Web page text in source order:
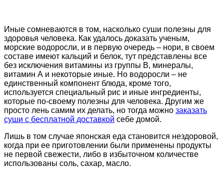
Иные сомневаются в том, насколько суши полезны для
здоровья человека. Как удалось доказать ученым,
морские водоросли, и в первую очередь – нори, в своем
составе имеют кальций и белок, тут представлены все
без исключения витамины из группы В, минералы,
витамин А и некоторые иные. Но водоросли – не
единственный компонент блюда, кроме того,
используется специальный рис и иные ингредиенты,
которые по-своему полезны для человека. Другим же
просто лень самим их делать, но тогда можно заказать
суши с бесплатной доставкой себе домой.
Лишь в том случае японская еда становится нездоровой,
когда при ее приготовлении были применены продукты
не первой свежести, либо в избыточном количестве
использованы соль, сахар, масло.